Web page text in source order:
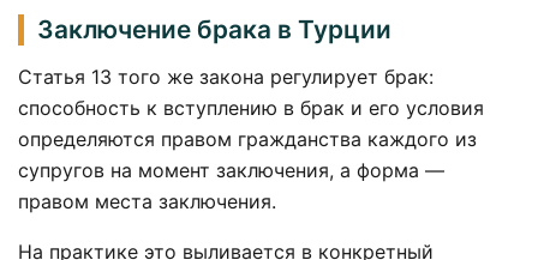
Заключение брака в Турции
Статья 13 того же закона регулирует брак:
способность к вступлению в брак и его условия
определяются правом гражданства каждого из
супругов на момент заключения, а форма —
правом места заключения.
На практике это выливается в конкретный